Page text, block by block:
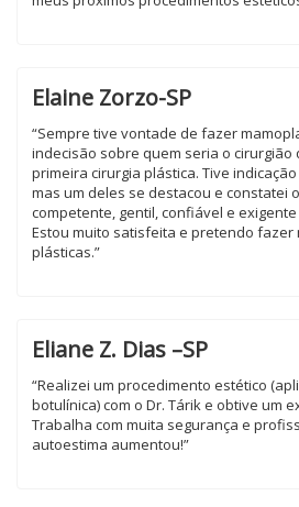
Elaine Zorzo-SP
“Sempre tive vontade de fazer
indecisão sobre quem seria o cirurgião
primeira cirurgia plástica. Tive
mas um deles se destacou e constatei
competente, gentil, confiável e
Estou muito satisfeita e pretendo fazer
plásticas.”
Eliane Z. Dias –SP
“Realizei um procedimento estético
botulínica) com o Dr. Tárik e obtive um
Trabalha com muita segurança e
autoestima aumentou!”